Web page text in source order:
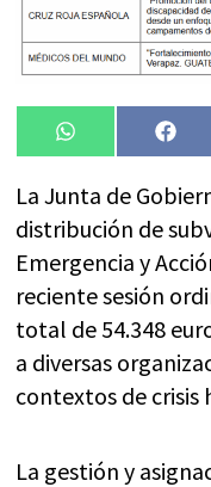
Compartir
en
WhatsApp
en
La Junta de
distribución de
Emergencia y
reciente sesión
total de 54.348
a diversas
contextos de crisis
La gestión y